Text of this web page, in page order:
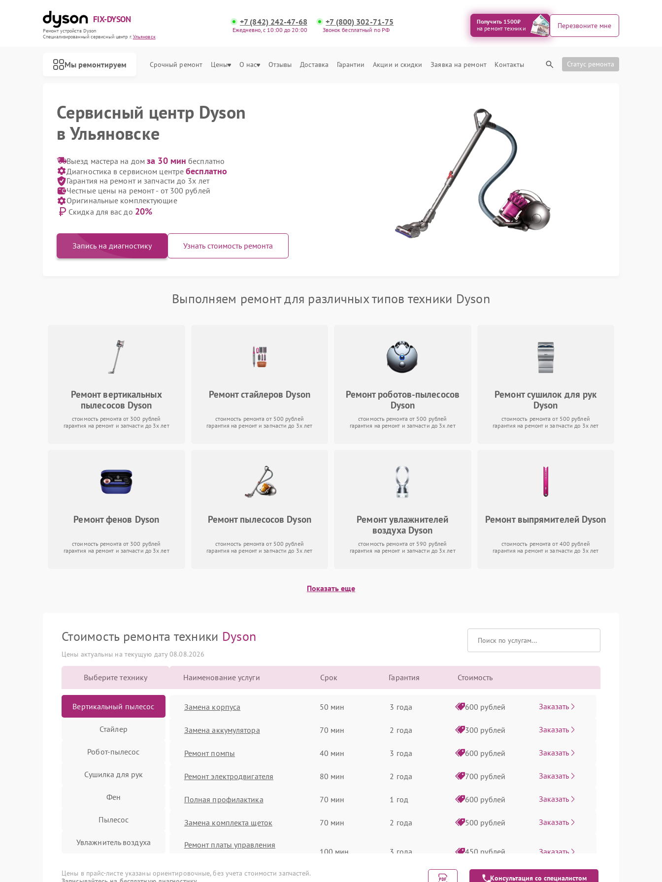
FIX-DYSON
Ремонт устройств Dyson
Специализированный cервисный центр г.Ульяновск
+7 (842) 242-47-68
Ежедневно, с 10:00 до 20:00
+7 (800) 302-71-75
Звонок бесплатный по РФ
Получить 1500₽
на ремонт техники
Перезвоните мне
Мы ремонтируем Срочный ремонт Цены О нас Отзывы Доставка Гарантии Акции и скидки Заявка на ремонт Контакты Статус ремонта
Сервисный центр Dyson
в Ульяновске
Выезд мастера на домза 30 мин бесплатно
Диагностика в сервисном центребесплатно
Гарантия на ремонт и запчасти до 3х лет
Честные цены на ремонт - от 300 рублей
Оригинальные комплектующие
Скидка для вас до 20%
Запись на диагностику Узнать стоимость ремонта
Выполняем ремонт для различных типов техники Dyson
Ремонт вертикальных
пылесосов Dyson
стоимость ремонта от 300 рублей
гарантия на ремонт и запчасти до 3х лет
Ремонт стайлеров Dyson
стоимость ремонта от 500 рублей
гарантия на ремонт и запчасти до 3х лет
Ремонт роботов-пылесосов
Dyson
стоимость ремонта от 500 рублей
гарантия на ремонт и запчасти до 3х лет
Ремонт сушилок для рук
Dyson
стоимость ремонта от 500 рублей
гарантия на ремонт и запчасти до 3х лет
Ремонт фенов Dyson
стоимость ремонта от 300 рублей
гарантия на ремонт и запчасти до 3х лет
Ремонт пылесосов Dyson
стоимость ремонта от 500 рублей
гарантия на ремонт и запчасти до 3х лет
Ремонт увлажнителей
воздуха Dyson
стоимость ремонта от 590 рублей
гарантия на ремонт и запчасти до 3х лет
Ремонт выпрямителей Dyson
стоимость ремонта от 400 рублей
гарантия на ремонт и запчасти до 3х лет
Показать еще
Стоимость ремонта техники Dyson
Цены актуальны на текущую дату 08.08.2026
Выберите технику
Вертикальный пылесос
Стайлер
Робот-пылесос
Сушилка для рук
Фен
Пылесос
Увлажнитель воздуха
Наименование услуги Срок Гарантия Стоимость
Замена корпуса 50 мин 3 года 600 рублей Заказать
Замена аккумулятора 70 мин 2 года 300 рублей Заказать
Ремонт помпы 40 мин 3 года 600 рублей Заказать
Ремонт электродвигателя 80 мин 2 года 700 рублей Заказать
Полная профилактика 70 мин 1 год 600 рублей Заказать
Замена комплекта щеток 70 мин 2 года 500 рублей Заказать
Ремонт платы управления
100 мин 3 года 450 рублей Заказать
Цены в прайс-листе указаны ориентировочные, без учета стоимости запчастей.
Консультация со специалистом